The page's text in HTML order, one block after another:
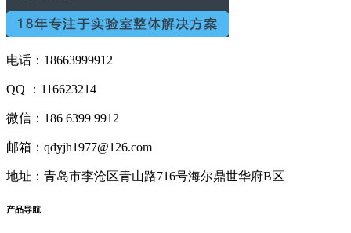
电话：18663999912
QQ ：116623214
微信：186 6399 9912
邮箱：qdyjh1977@126.com
地址：青岛市李沧区青山路716号海尔鼎世华府B区
产品导航